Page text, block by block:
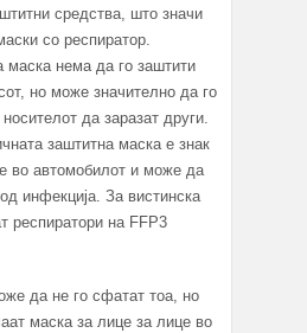
средства, што значи
со респиратор.
маска нема да го заштити
но може значително да го
да заразат други.
заштитна маска е знак
во автомобилот и може да
инфекција. За вистинска
респиратори на FFP3
да не го сфатат тоа, но
маска за лице за лице во